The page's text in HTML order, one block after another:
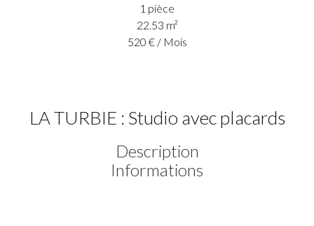
1 pièce
22.53 m²
520 € / Mois
LA TURBIE : Studio avec placards
Description
Informations